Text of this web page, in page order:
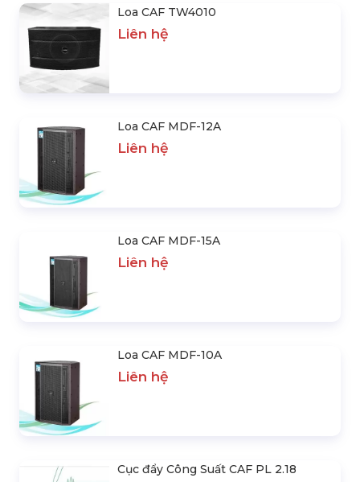
Loa CAF TW4010
Liên hệ
Loa CAF MDF-12A
Liên hệ
Loa CAF MDF-15A
Liên hệ
Loa CAF MDF-10A
Liên hệ
Cục đẩy Công Suất CAF PL 2.18